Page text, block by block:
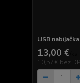
USB
13,00 €
10,57 € bez